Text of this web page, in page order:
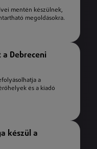
mentén készülnek,
megoldásokra.
Debreceni
a
és a kiadó
készül a